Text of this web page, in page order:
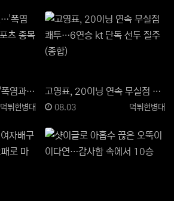
선수·관중을 지켜라!…'폭염과 전쟁'에 나선 프로스포츠…
등록자
먹튀헌병대
고영표, 20이닝 연속 무실점 쾌투…6연승 kt 단독 …
등록자
먹튀헌병대
등록일
08.03